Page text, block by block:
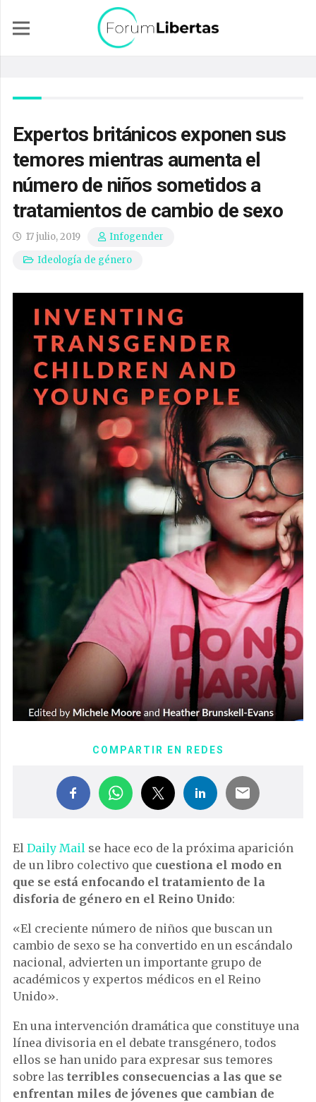
Expertos británicos exponen sus
temores mientras aumenta el
número de niños sometidos a
tratamientos de cambio de sexo
17 julio, 2019
Infogender
Ideología de género
COMPARTIR EN REDES
El Daily Mail se hace eco de la próxima aparición
de un libro colectivo que cuestiona el modo en
que se está enfocando el tratamiento de la
disforia de género en el Reino Unido:
«El creciente número de niños que buscan un
cambio de sexo se ha convertido en un escándalo
nacional, advierten un importante grupo de
académicos y expertos médicos en el Reino
Unido».
En una intervención dramática que constituye una
línea divisoria en el debate transgénero, todos
ellos se han unido para expresar sus temores
sobre las terribles consecuencias a las que se
enfrentan miles de jóvenes que cambian de